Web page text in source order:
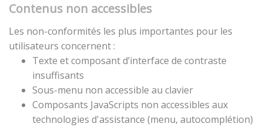
Contenus non accessibles
Les non-conformités les plus importantes pour les
utilisateurs concernent :
Texte et composant d’interface de contraste
insuffisants
Sous-menu non accessible au clavier
Composants JavaScripts non accessibles aux
technologies d'assistance (menu, autocomplétion)